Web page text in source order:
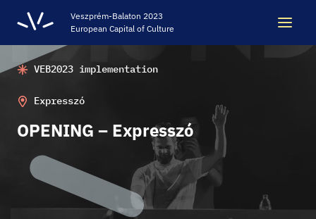
Veszprém-Balaton 2023
European Capital of Culture
Search
LEGACY
VEB2023 ECOC
OPENING – Expresszó
VEB2023 implementation
Expresszó